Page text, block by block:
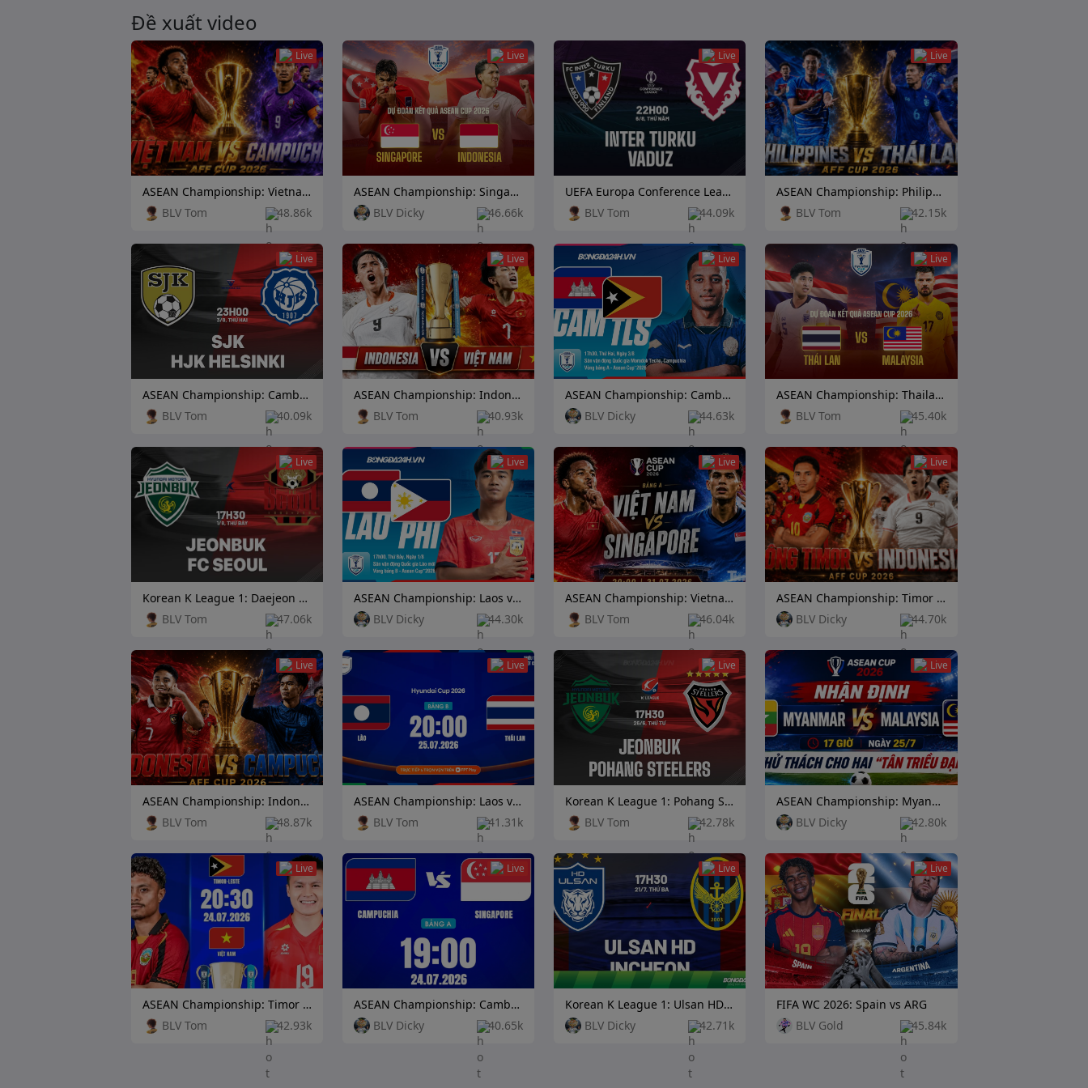
Đề xuất video
Live
BLV Tom 48.86k
ASEAN Championship: Vietnam vs Cambodia
Live
BLV Dicky 46.66k
ASEAN Championship: Singapore vs Indonesia
Live
BLV Tom 44.09k
UEFA Europa Conference League: TPS Turku vs Independiente Rivadavia
Live
BLV Tom 42.15k
ASEAN Championship: Philippines vs Thailand
Live
BLV Tom 40.09k
ASEAN Championship: Cambodia vs Laos
Live
BLV Tom 40.93k
ASEAN Championship: Indonesia vs Vietnam
Live
BLV Dicky 44.63k
ASEAN Championship: Cambodia vs Timor Leste
Live
BLV Tom 45.40k
ASEAN Championship: Thailand vs Malaysia
Live
BLV Tom 47.06k
Korean K League 1: Daejeon Citizen vs Football Club Seoul
Live
BLV Dicky 44.30k
ASEAN Championship: Laos vs Philippines
Live
BLV Tom 46.04k
ASEAN Championship: Vietnam vs Singapore
Live
BLV Dicky 44.70k
ASEAN Championship: Timor Leste vs Indonesia
Live
BLV Tom 48.87k
ASEAN Championship: Indonesia vs Cambodia
Live
BLV Tom 41.31k
ASEAN Championship: Laos vs Thailand
Live
BLV Tom 42.78k
Korean K League 1: Pohang Steelers vs Daejeon Citizen
Live
BLV Dicky 42.80k
ASEAN Championship: Myanmar vs Malaysia
Live
BLV Tom 42.93k
ASEAN Championship: Timor Leste vs Vietnam
Live
BLV Dicky 40.65k
ASEAN Championship: Cambodia vs Singapore
Live
BLV Dicky 42.71k
Korean K League 1: Ulsan HD FC vs Incheon United
Live
BLV Gold 45.84k
FIFA WC 2026: Spain vs ARG